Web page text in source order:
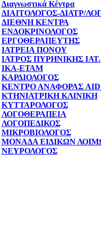
Διαγνωστικά Κέντρα
ΔΙΑΙΤΟΛΟΓΟΣ-ΔΙΑΤΡ/
ΔΙΕΘΝΗ ΚΕΝΤΡΑ
ΕΝΔΟΚΡΙΝΟΛΟΓΟΣ
ΕΡΓΟΘΕΡΑΠΕΥΤΗΣ
ΙΑΤΡΕΙΑ ΠΟΝΟΥ
ΙΑΤΡΟΣ ΠΥΡΗΝΙΚΗΣ ΙΑΤ.
ΙΚΑ-ΕΤΑΜ
ΚΑΡΔΙΟΛΟΓΟΣ
ΚΕΝΤΡΟ ΑΝΑΦΟΡΑΣ
ΚΤΗΝΙΑΤΡΙΚΗ ΚΛΙΝΙΚΗ
ΚΥΤΤΑΡΟΛΟΓΟΣ
ΛΟΓΟΘΕΡΑΠΕΙΑ
ΛΟΓΟΠΕΔΙΚΟΣ
ΜΙΚΡΟΒΙΟΛΟΓΟΣ
ΜΟΝΑΔΑ ΕΙΔΙΚΩΝ
ΝΕΥΡΟΛΟΓΟΣ